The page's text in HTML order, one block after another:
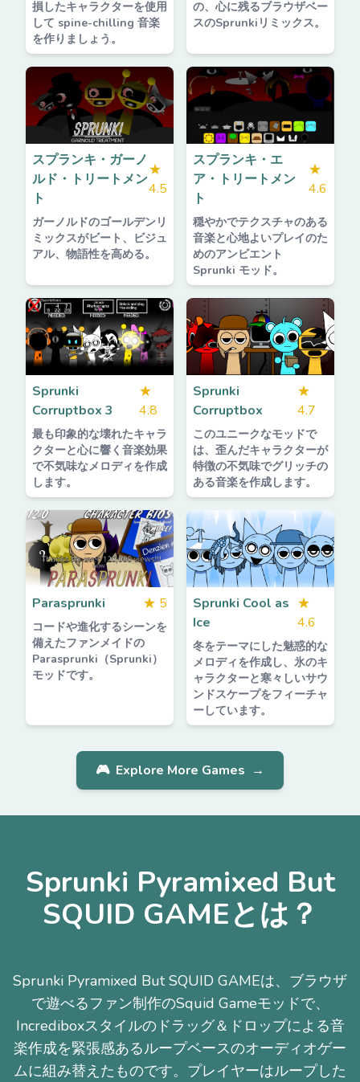
損したキャラクターを使用
して spine-chilling 音楽
を作りましょう。
の、心に残るブラウザベー
スのSprunkiリミックス。
スプランキ・ガーノ
ルド・トリートメン
ト
★
4.5
ガーノルドのゴールデンリ
ミックスがビート、ビジュ
アル、物語性を高める。
スプランキ・エ
ア・トリートメン
ト
★
4.6
穏やかでテクスチャのある
音楽と心地よいプレイのた
めのアンビエント
Sprunki モッド。
Sprunki
Corruptbox 3
★
4.8
最も印象的な壊れたキャラ
クターと心に響く音楽効果
で不気味なメロディを作成
します。
Sprunki
Corruptbox
★
4.7
このユニークなモッドで
は、歪んだキャラクターが
特徴の不気味でグリッチの
ある音楽を作成します。
Parasprunki ★ 5
コードや進化するシーンを
備えたファンメイドの
Parasprunki（Sprunki）
モッドです。
Sprunki Cool as
Ice
★
4.6
冬をテーマにした魅惑的な
メロディを作成し、氷のキ
ャラクターと寒々しいサウ
ンドスケープをフィーチャ
ーしています。
🎮 Explore More Games →
Sprunki Pyramixed But
SQUID GAMEとは？
Sprunki Pyramixed But SQUID GAMEは、ブラウザ
で遊べるファン制作のSquid Gameモッドで、
Incrediboxスタイルのドラッグ＆ドロップによる音
楽作成を緊張感あるループベースのオーディオゲー
ムに組み替えたものです。プレイヤーはループした